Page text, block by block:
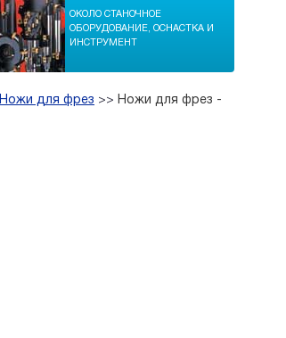
ОКОЛО СТАНОЧНОЕ
ОБОРУДОВАНИЕ, ОСНАСТКА И
ИНСТРУМЕНТ
Ножи для фрез >> Ножи для фрез -